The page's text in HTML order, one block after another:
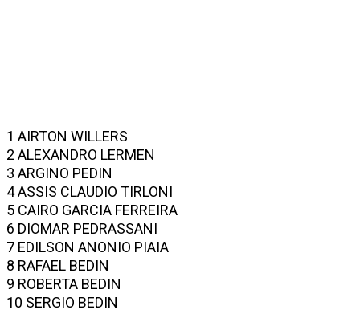
1 AIRTON WILLERS
2 ALEXANDRO LERMEN
3 ARGINO PEDIN
4 ASSIS CLAUDIO TIRLONI
5 CAIRO GARCIA FERREIRA
6 DIOMAR PEDRASSANI
7 EDILSON ANONIO PIAIA
8 RAFAEL BEDIN
9 ROBERTA BEDIN
10 SERGIO BEDIN